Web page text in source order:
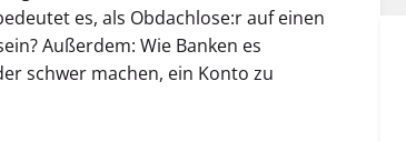
es, als Obdachlose:r auf einen
Außerdem: Wie Banken es
schwer machen, ein Konto zu